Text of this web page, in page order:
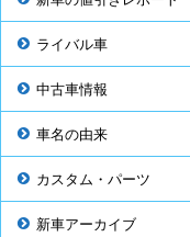
ライバル車
中古車情報
車名の由来
カスタム・パーツ
新車アーカイブ